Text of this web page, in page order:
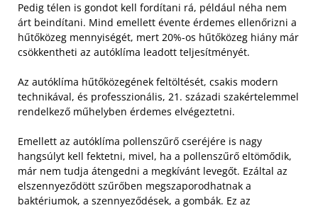
Pedig télen is gondot kell fordítani rá, például néha nem
árt beindítani. Mind emellett évente érdemes ellenőrizni a
hűtőközeg mennyiségét, mert 20%-os hűtőközeg hiány már
csökkentheti az autóklíma leadott teljesítményét.
Az autóklíma hűtőközegének feltöltését, csakis modern
technikával, és professzionális, 21. századi szakértelemmel
rendelkező műhelyben érdemes elvégeztetni.
Emellett az autóklíma pollenszűrő cseréjére is nagy
hangsúlyt kell fektetni, mivel, ha a pollenszűrő eltömődik,
már nem tudja átengedni a megkívánt levegőt. Ezáltal az
elszennyeződött szűrőben megszaporodhatnak a
baktériumok, a szennyeződések, a gombák. Ez az